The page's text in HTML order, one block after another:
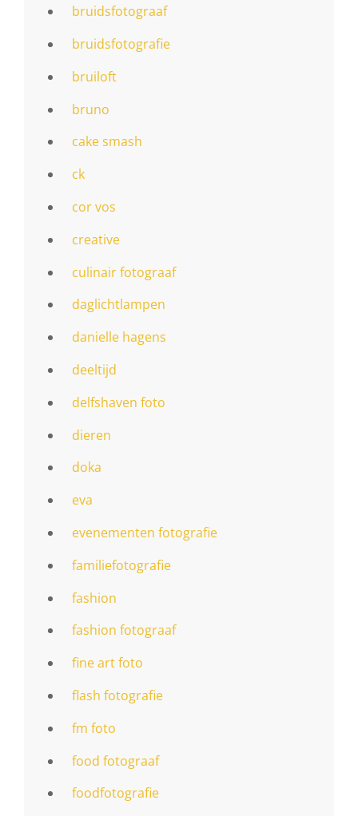
bruidsfotograaf
bruidsfotografie
bruiloft
bruno
cake smash
ck
cor vos
creative
culinair fotograaf
daglichtlampen
danielle hagens
deeltijd
delfshaven foto
dieren
doka
eva
evenementen fotografie
familiefotografie
fashion
fashion fotograaf
fine art foto
flash fotografie
fm foto
food fotograaf
foodfotografie